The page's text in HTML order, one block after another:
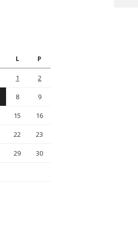
L P
1 2
8 9
15 16
22 23
29 30